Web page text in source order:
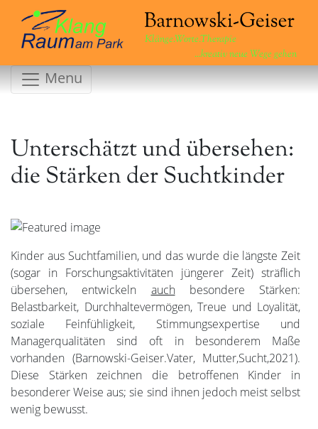
Klänge.Worte.Therapie
...kreativ neue Wege gehen
Menu
Unterschätzt und übersehen:
die Stärken der Suchtkinder
Kinder aus Suchtfamilien, und das wurde die längste Zeit
(sogar in Forschungsaktivitäten jüngerer Zeit) sträflich
übersehen, entwickeln auchbesondere Stärken:
Belastbarkeit, Durchhaltevermögen, Treue und Loyalität,
soziale Feinfühligkeit, Stimmungsexpertise und
Managerqualitäten sind oft in besonderem Maße
vorhanden (Barnowski-Geiser.Vater, Mutter,Sucht,2021).
Diese Stärken zeichnen die betroffenen Kinder in
besonderer Weise aus; sie sind ihnen jedoch meist selbst
wenig bewusst.